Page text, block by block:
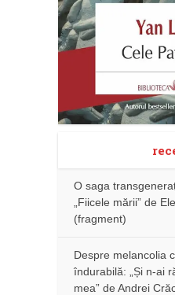
O saga
„Fiicele mării” de
(fragment)
Despre melancolia
îndurabilă: „Și n-ai
mea” de Andrei